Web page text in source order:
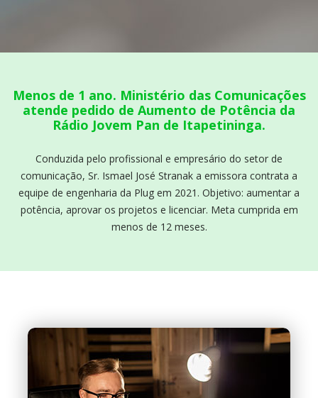
Menos de 1 ano. Ministério das Comunicações
atende pedido de Aumento de Potência da
Rádio Jovem Pan de Itapetininga.
Conduzida pelo profissional e empresário do setor de
comunicação, Sr. Ismael José Stranak a emissora contrata a
equipe de engenharia da Plug em 2021. Objetivo: aumentar a
potência, aprovar os projetos e licenciar. Meta cumprida em
menos de 12 meses.